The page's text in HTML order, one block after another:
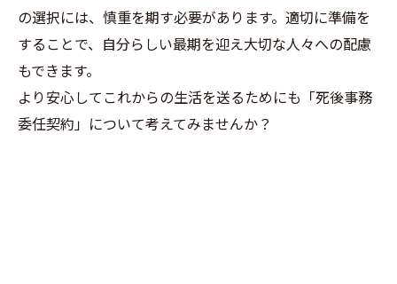
の選択には、慎重を期す必要があります。適切に準備を
することで、自分らしい最期を迎え大切な人々への配慮
もできます。
より安心してこれからの生活を送るためにも「死後事務
委任契約」について考えてみませんか？